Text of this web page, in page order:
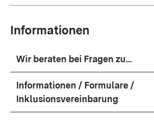
Informationen
Wir beraten bei Fragen zu...
Informationen / Formulare /
Inklusionsvereinbarung